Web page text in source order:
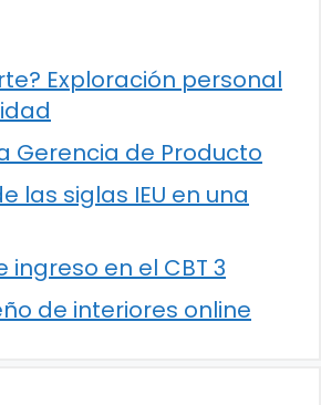
Exploración personal
Gerencia de Producto
las siglas IEU en una
ingreso en el CBT 3
de interiores online